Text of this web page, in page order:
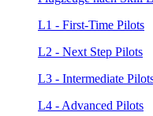
L1 - First-Time Pilots
L2 - Next Step Pilots
L3 - Intermediate
L4 - Advanced Pilots